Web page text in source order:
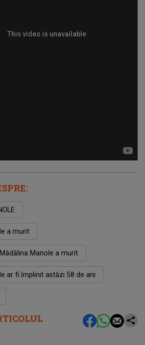
a murit
Manole a murit
ar fi împlinit astăzi 58 de ani